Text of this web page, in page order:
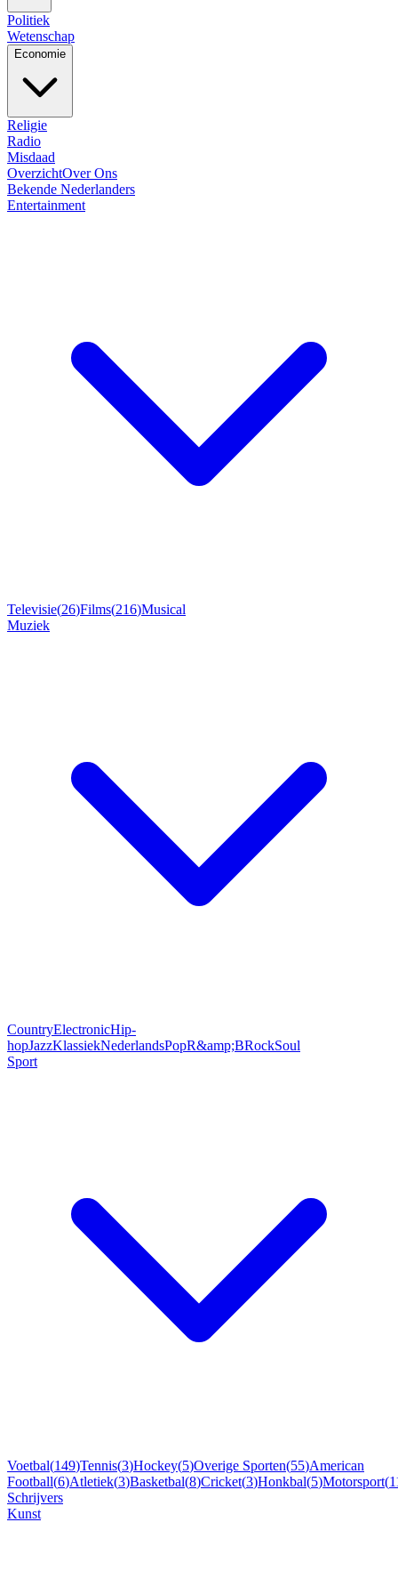
Politiek
Wetenschap
Economie
Religie
Radio
Misdaad
OverzichtOver Ons
Bekende Nederlanders
Entertainment
Televisie(26)Films(216)Musical
Muziek
CountryElectronicHip-
hopJazzKlassiekNederlandsPopR&amp;BRockSoul
Sport
Voetbal(149)Tennis(3)Hockey(5)Overige Sporten(55)American
Football(6)Atletiek(3)Basketbal(8)Cricket(3)Honkbal(5)Motorsport(
Schrijvers
Kunst